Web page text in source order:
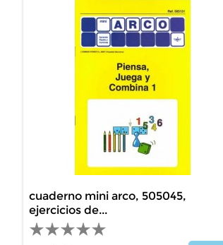
cuaderno mini arco, 505045,
ejercicios de...